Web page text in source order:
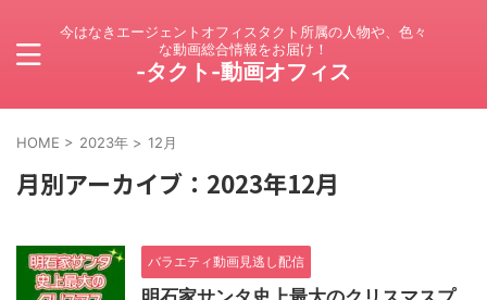
今はなきエージェントオフィスタクト所属の人物や、色々
な動画総合情報をお届け！
-タクト-動画オフィス
HOME > 2023年 > 12月
月別アーカイブ：2023年12月
バラエティ動画見逃し配信